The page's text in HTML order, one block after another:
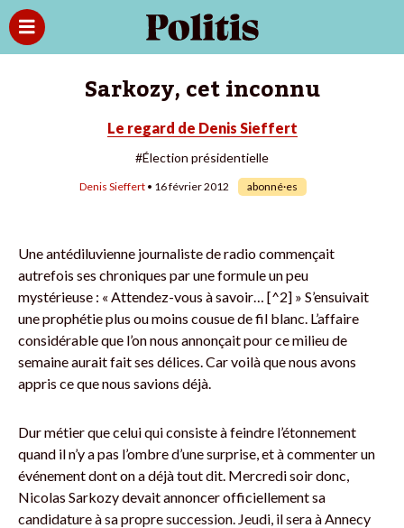
Sarkozy, cet inconnu
Le regard de Denis Sieffert
#Élection présidentielle
Denis Sieffert • 16 février 2012 abonné·es
Une antédiluvienne journaliste de radio commençait
autrefois ses chroniques par une formule un peu
mystérieuse : « Attendez-vous à savoir… [^2] » S’ensuivait
une prophétie plus ou moins cousue de fil blanc. L’affaire
considérable que l’on nous annonçait pour ce milieu de
semaine aurait fait ses délices. Car voilà que nous avons
appris ce que nous savions déjà.
Dur métier que celui qui consiste à feindre l’étonnement
quand il n’y a pas l’ombre d’une surprise, et à commenter un
événement dont on a déjà tout dit. Mercredi soir donc,
Nicolas Sarkozy devait annoncer officiellement sa
candidature à sa propre succession. Jeudi, il sera à Annecy